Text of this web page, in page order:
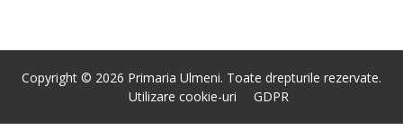
Copyright © 2026 Primaria Ulmeni. Toate drepturile rezervate.
Utilizare cookie-uri
GDPR